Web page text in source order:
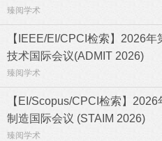
臻阅学术
【IEEE/EI/CPCI检索】2026
技术国际会议(ADMIT 2026)
臻阅学术
【EI/Scopus/CPCI检索】
制造国际会议 (STAIM 2026)
臻阅学术